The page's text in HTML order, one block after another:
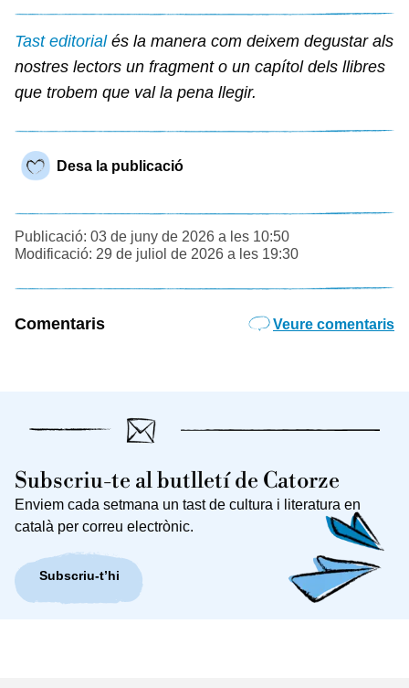
Tast editorialés la manera com deixem degustar als
nostres lectors un fragment o un capítol dels llibres
que trobem que val la pena llegir.
Desa la publicació
Publicació: 03 de juny de 2026 a les 10:50
Modificació: 29 de juliol de 2026 a les 19:30
Comentaris Veure comentaris
Subscriu-te al butlletí de Catorze
Enviem cada setmana un tast de cultura i literatura en
català per correu electrònic.
Subscriu-t’hi